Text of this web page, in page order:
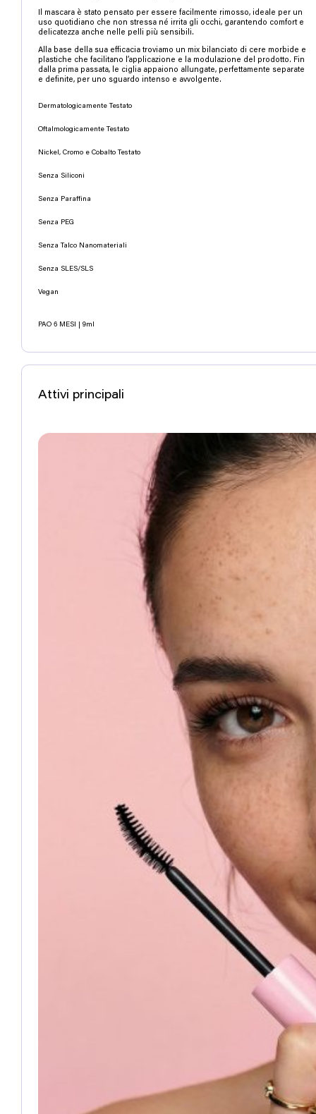
Il mascara è stato pensato per essere facilmente rimosso, ideale per un
uso quotidiano che non stressa né irrita gli occhi, garantendo comfort e
delicatezza anche nelle pelli più sensibili.
Alla base della sua efficacia troviamo un mix bilanciato di cere morbide e
plastiche che facilitano l’applicazione e la modulazione del prodotto. Fin
dalla prima passata, le ciglia appaiono allungate, perfettamente separate
e definite, per uno sguardo intenso e avvolgente.
Dermatologicamente Testato
Oftalmologicamente Testato
Nickel, Cromo e Cobalto Testato
Senza Siliconi
Senza Paraffina
Senza PEG
Senza Talco Nanomateriali
Senza SLES/SLS
Vegan
PAO 6 MESI | 9ml
Attivi principali